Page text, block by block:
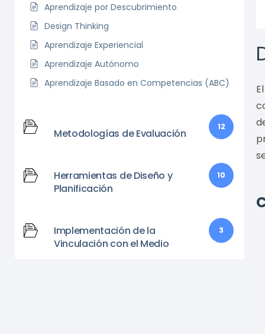
Aprendizaje por Descubrimiento
Design Thinking
Aprendizaje Experiencial
Aprendizaje Autónomo
Aprendizaje Basado en Competencias (ABC)
Metodologías de Evaluación
12
Herramientas de Diseño y
Planificación
10
Implementación de la
Vinculación con el Medio
3